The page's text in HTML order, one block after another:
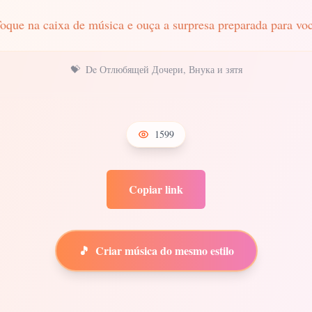
na caixa de música e ouça a surpresa preparada para
💝 De Отлюбящей Дочери, Внука и зятя
1599
Copiar link
🎵